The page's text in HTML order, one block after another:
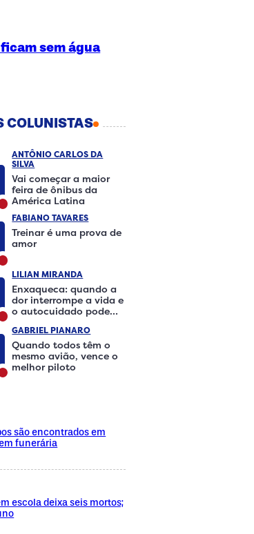
sem água
são encontrados em
funerária
escola deixa seis mortos;
COLUNISTAS
ANTÔNIO CARLOS DA
SILVA
Vai começar a maior
feira de ônibus da
América Latina
FABIANO TAVARES
Treinar é uma prova de
amor
LILIAN MIRANDA
Enxaqueca: quando a
dor interrompe a vida e
o autocuidado pode
GABRIEL PIANARO
Quando todos têm o
mesmo avião, vence o
melhor piloto